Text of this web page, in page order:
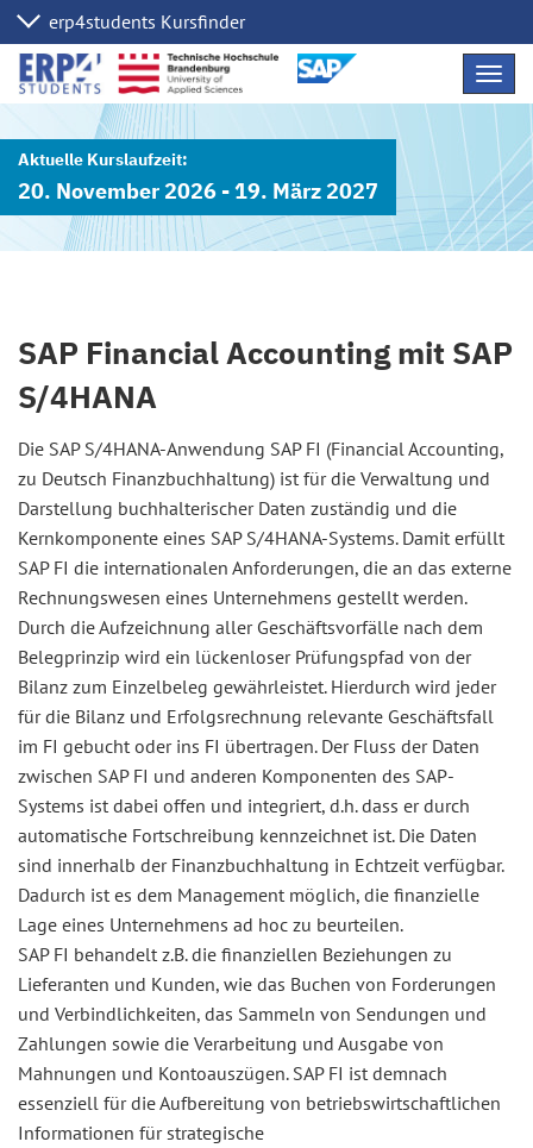
20. November 2026 - 19. März 2027
SAP Financial Accounting mit SAP
S/4HANA
Die SAP S/4HANA-Anwendung SAP FI (Financial Accounting,
zu Deutsch Finanzbuchhaltung) ist für die Verwaltung und
Darstellung buchhalterischer Daten zuständig und die
Kernkomponente eines SAP S/4HANA-Systems. Damit erfüllt
SAP FI die internationalen Anforderungen, die an das externe
Rechnungswesen eines Unternehmens gestellt werden.
Durch die Aufzeichnung aller Geschäftsvorfälle nach dem
Belegprinzip wird ein lückenloser Prüfungspfad von der
Bilanz zum Einzelbeleg gewährleistet. Hierdurch wird jeder
für die Bilanz und Erfolgsrechnung relevante Geschäftsfall
im FI gebucht oder ins FI übertragen. Der Fluss der Daten
zwischen SAP FI und anderen Komponenten des SAP-
Systems ist dabei offen und integriert, d.h. dass er durch
automatische Fortschreibung kennzeichnet ist. Die Daten
sind innerhalb der Finanzbuchhaltung in Echtzeit verfügbar.
Dadurch ist es dem Management möglich, die finanzielle
Lage eines Unternehmens ad hoc zu beurteilen.
SAP FI behandelt z.B. die finanziellen Beziehungen zu
Lieferanten und Kunden, wie das Buchen von Forderungen
und Verbindlichkeiten, das Sammeln von Sendungen und
Zahlungen sowie die Verarbeitung und Ausgabe von
Mahnungen und Kontoauszügen. SAP FI ist demnach
essenziell für die Aufbereitung von betriebswirtschaftlichen
Informationen für strategische